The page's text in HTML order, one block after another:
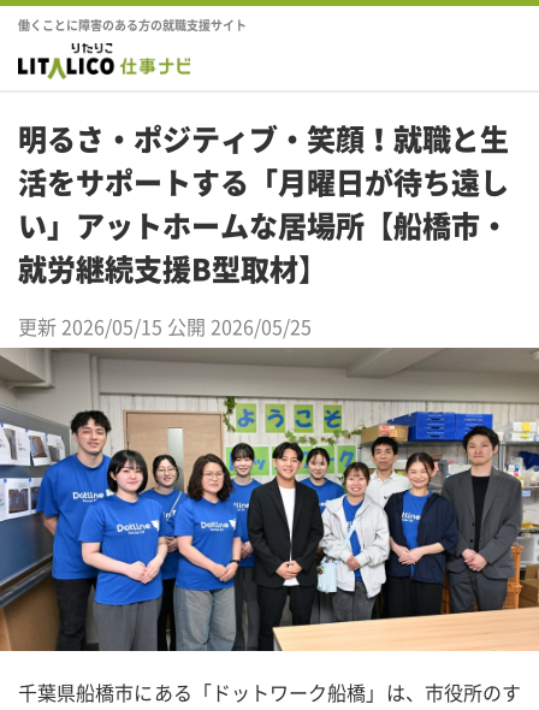
働くことに障害のある方の就職支援サイト
明るさ・ポジティブ・笑顔！就職と生
活をサポートする「月曜日が待ち遠し
い」アットホームな居場所【船橋市・
就労継続支援B型取材】
更新 2026/05/15 公開 2026/05/25
千葉県船橋市にある「ドットワーク船橋」は、市役所のす